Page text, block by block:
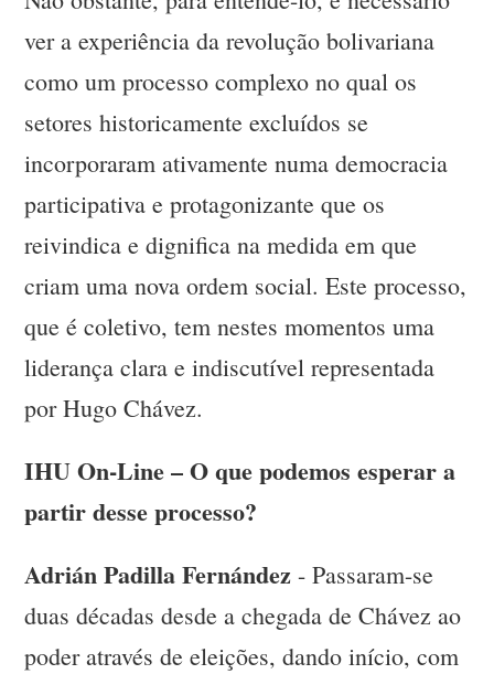
ver a experiência da revolução bolivariana
como um processo complexo no qual os
setores historicamente excluídos se
incorporaram ativamente numa democracia
participativa e protagonizante que os
reivindica e dignifica na medida em que
criam uma nova ordem social. Este processo,
que é coletivo, tem nestes momentos uma
liderança clara e indiscutível representada
por Hugo Chávez.
IHU On-Line – O que podemos esperar a
partir desse processo?
Adrián Padilla Fernández - Passaram-se
duas décadas desde a chegada de Chávez ao
poder através de eleições, dando início, com